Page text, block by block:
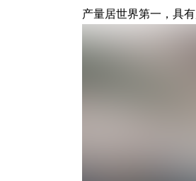
产量居世界第一，具